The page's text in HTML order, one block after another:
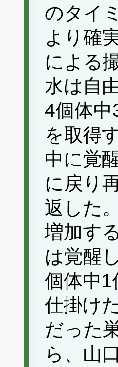
のタイ
より確
による
水は自
4個体
を取得
中に覚
に戻り
返した
増加す
は覚醒
個体中1
仕掛け
だった
ら、山